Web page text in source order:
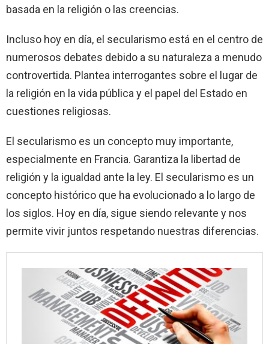
basada en la religión o las creencias.
Incluso hoy en día, el secularismo está en el centro de
numerosos debates debido a su naturaleza a menudo
controvertida. Plantea interrogantes sobre el lugar de
la religión en la vida pública y el papel del Estado en
cuestiones religiosas.
El secularismo es un concepto muy importante,
especialmente en Francia. Garantiza la libertad de
religión y la igualdad ante la ley. El secularismo es un
concepto histórico que ha evolucionado a lo largo de
los siglos. Hoy en día, sigue siendo relevante y nos
permite vivir juntos respetando nuestras diferencias.